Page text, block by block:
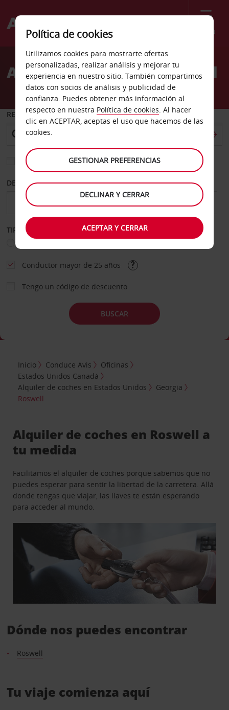
Menú
Welcome
AvisAlquiler de coches Roswell
RECOGER EN
Elegir otra oficina de devolución
DESDE HASTA
TIPO DE ALQUILER
Conductor mayor de 25 años
Tengo un código de descuento
BUSCAR
Inicio Conduce Avis
Oficinas
Estados Unidos Canadá
Alquiler de coches en Estados Unidos
Georgia
Roswell
Alquiler de coches en Roswell a
tu medida
Facilitamos el alquiler de coches porque sabemos que no
puedes esperar para sentir la libertad de la carretera. Allá
donde tengas que viajar, las llaves te están esperando
para acceder al mundo.
Dónde nos puedes encontrar
Roswell
Tu viaje comienza aquí
Política de cookies
Utilizamos cookies para mostrarte ofertas
personalizadas, realizar análisis y mejorar tu
experiencia en nuestro sitio. También compartimos
datos con socios de análisis y publicidad de
confianza. Puedes obtener más información al
respecto en nuestra Política de cookies. Al hacer
clic en ACEPTAR, aceptas el uso que hacemos de las
cookies.
GESTIONAR PREFERENCIAS
DECLINAR Y CERRAR
ACEPTAR Y CERRAR